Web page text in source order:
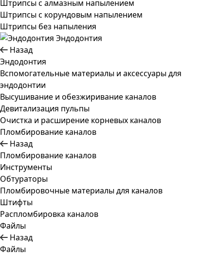
Штрипсы c алмазным напылением
Штрипсы c корундовым напылением
Штрипсы без напыления
Эндодонтия
Назад
Эндодонтия
Вспомогательные материалы и аксессуары для
эндодонтии
Высушивание и обезжиривание каналов
Девитализация пульпы
Очистка и расширение корневых каналов
Пломбирование каналов
Назад
Пломбирование каналов
Инструменты
Обтураторы
Пломбировочные материалы для каналов
Штифты
Распломбировка каналов
Файлы
Назад
Файлы